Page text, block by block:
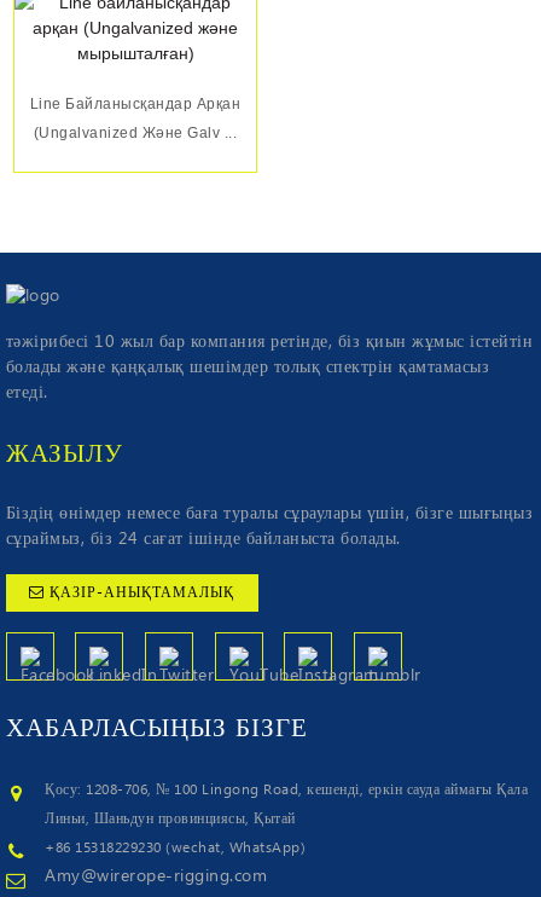
Line Байланысқандар Арқан
(Ungalvanized Және Galv ...
тәжірибесі 10 жыл бар компания ретінде, біз қиын жұмыс істейтін
болады және қаңқалық шешімдер толық спектрін қамтамасыз
етеді.
ЖАЗЫЛУ
Біздің өнімдер немесе баға туралы сұраулары үшін, бізге шығыңыз
сұраймыз, біз 24 сағат ішінде байланыста болады.
ҚАЗІР-АНЫҚТАМАЛЫҚ
ХАБАРЛАСЫҢЫЗ БІЗГЕ
Қосу: 1208-706, № 100 Lingong Road, кешенді, еркін сауда аймағы Қала
Линьи, Шаньдун провинциясы, Қытай
+86 15318229230 (wechat, WhatsApp)
Amy@wirerope-rigging.com